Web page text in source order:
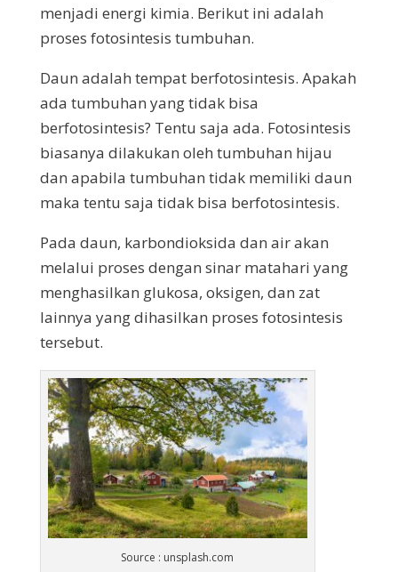
menjadi energi kimia. Berikut ini adalah
proses fotosintesis tumbuhan.
Daun adalah tempat berfotosintesis. Apakah
ada tumbuhan yang tidak bisa
berfotosintesis? Tentu saja ada. Fotosintesis
biasanya dilakukan oleh tumbuhan hijau
dan apabila tumbuhan tidak memiliki daun
maka tentu saja tidak bisa berfotosintesis.
Pada daun, karbondioksida dan air akan
melalui proses dengan sinar matahari yang
menghasilkan glukosa, oksigen, dan zat
lainnya yang dihasilkan proses fotosintesis
tersebut.
Source : unsplash.com